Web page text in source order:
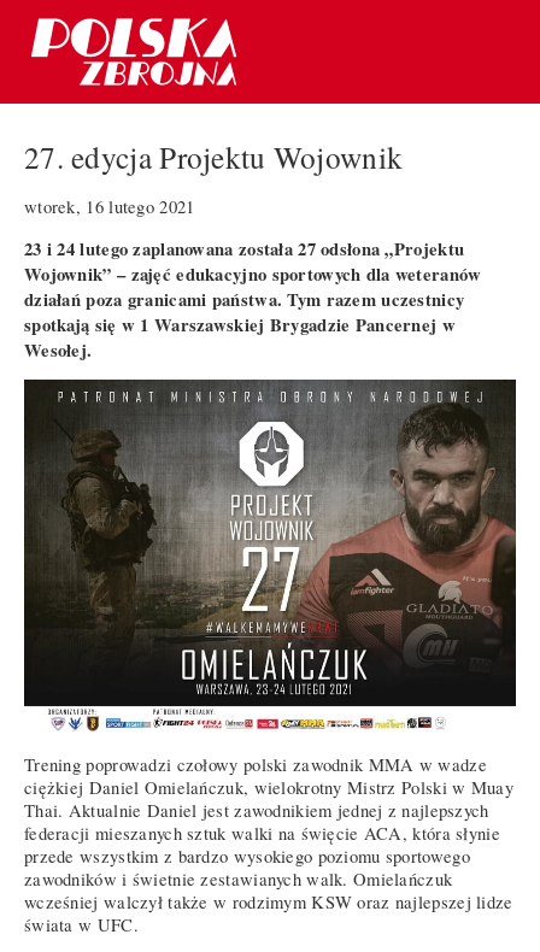
27. edycja Projektu Wojownik
wtorek, 16 lutego 2021
23 i 24 lutego zaplanowana została 27 odsłona „Projektu
Wojownik” – zajęć edukacyjno sportowych dla weteranów
działań poza granicami państwa. Tym razem uczestnicy
spotkają się w 1 Warszawskiej Brygadzie Pancernej w
Wesołej.
Trening poprowadzi czołowy polski zawodnik MMA w wadze
ciężkiej Daniel Omielańczuk, wielokrotny Mistrz Polski w Muay
Thai. Aktualnie Daniel jest zawodnikiem jednej z najlepszych
federacji mieszanych sztuk walki na święcie ACA, która słynie
przede wszystkim z bardzo wysokiego poziomu sportowego
zawodników i świetnie zestawianych walk. Omielańczuk
wcześniej walczył także w rodzimym KSW oraz najlepszej lidze
świata w UFC.